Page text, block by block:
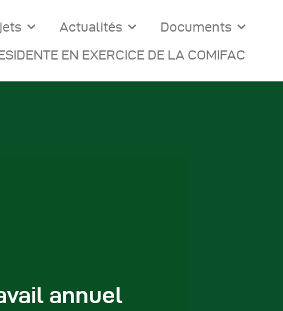
Actualités
Documents
EN EXERCICE DE LA COMIFAC
annuel